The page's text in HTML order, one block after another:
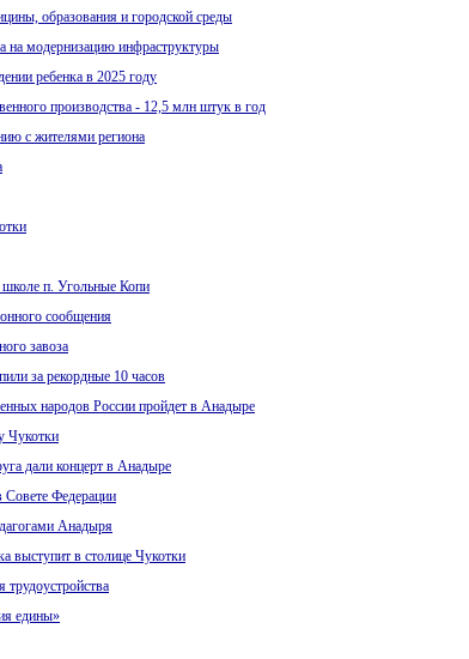
образования и городской среды
на модернизацию инфраструктуры
ребенка в 2025 году
производства - 12,5 млн штук в год
с жителями региона
школе п. Угольные Копи
сообщения
завоза
за рекордные 10 часов
народов России пройдет в Анадыре
Чукотки
дали концерт в Анадыре
Совете Федерации
Анадыря
выступит в столице Чукотки
едины»